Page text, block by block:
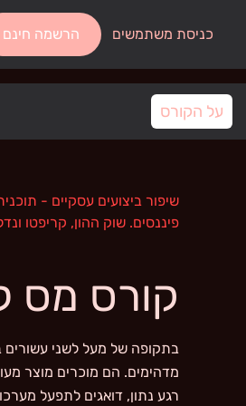
הרשמה חינם כניסת משתמשים
על הקורס
שיפור ביצועים עסקיים -
פיננסים. שוק ההון, קריפטו
קורס מס
בתקופה של מעל לשני עשורים
מדהימים. הם מוכרים מוצר
רגע נתון, דואגים לתפעל